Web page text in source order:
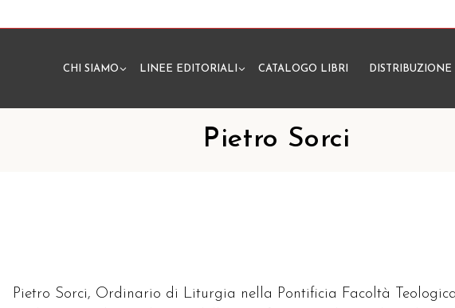
CHI SIAMO LINEE EDITORIALI CATALOGO LIBRI DISTRIBUZIONE
Pietro Sorci
Pietro Sorci, Ordinario di Liturgia nella Pontificia Facoltà